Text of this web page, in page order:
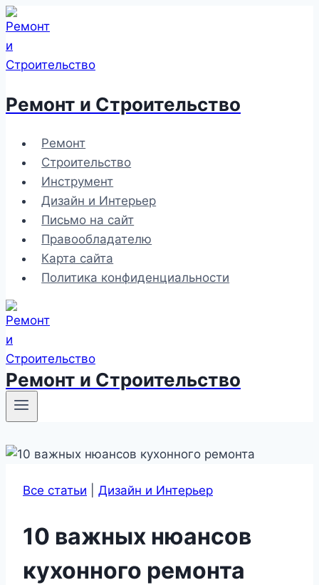
Перейти
к
содержимому
Ремонт и Строительство
Ремонт
Строительство
Инструмент
Дизайн и Интерьер
Письмо на сайт
Правообладателю
Карта сайта
Политика конфиденциальности
Ремонт и Строительство
Все статьи Дизайн и Интерьер
10 важных нюансов
кухонного ремонта